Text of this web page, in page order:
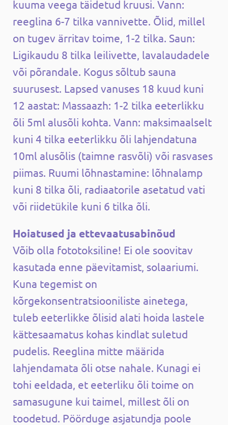
kuuma veega täidetud kruusi. Vann:
reeglina 6-7 tilka vannivette. Õlid, millel
on tugev ärritav toime, 1-2 tilka. Saun:
Ligikaudu 8 tilka leilivette, lavalaudadele
või põrandale. Kogus sõltub sauna
suurusest. Lapsed vanuses 18 kuud kuni
12 aastat: Massaazh: 1-2 tilka eeterlikku
õli 5ml alusõli kohta. Vann: maksimaalselt
kuni 4 tilka eeterlikku õli lahjendatuna
10ml alusõlis (taimne rasvõli) või rasvases
piimas. Ruumi lõhnastamine: lõhnalamp
kuni 8 tilka õli, radiaatorile asetatud vati
või riidetükile kuni 6 tilka õli.
Hoiatused ja ettevaatusabinõud
Võib olla fototoksiline! Ei ole soovitav
kasutada enne päevitamist, solaariumi.
Kuna tegemist on
kõrgekonsentratsiooniliste ainetega,
tuleb eeterlikke õlisid alati hoida lastele
kättesaamatus kohas kindlat suletud
pudelis. Reeglina mitte määrida
lahjendamata õli otse nahale. Kunagi ei
tohi eeldada, et eeterliku õli toime on
samasugune kui taimel, millest õli on
toodetud. Pöörduge asjatundja poole